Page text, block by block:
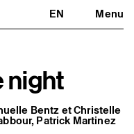
EN Menu
Fermer
night
Bentz etChristelle
, Patrick Martinez